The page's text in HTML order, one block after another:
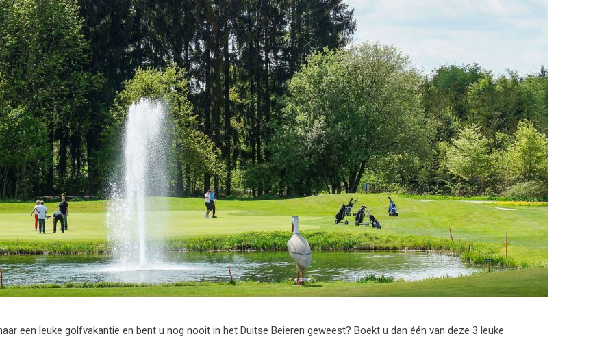
een leuke golfvakantie en bent u nog nooit in het Duitse Beieren geweest? Boekt u dan één van deze 3 leuke